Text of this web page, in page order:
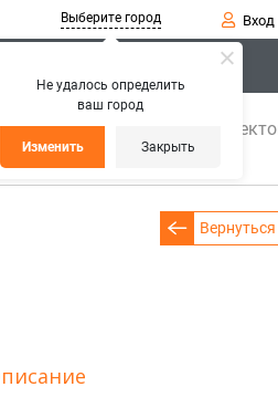
Не удалось определить
ваш город
Изменить Закрыть
Выберите город Вход
с антистатическим